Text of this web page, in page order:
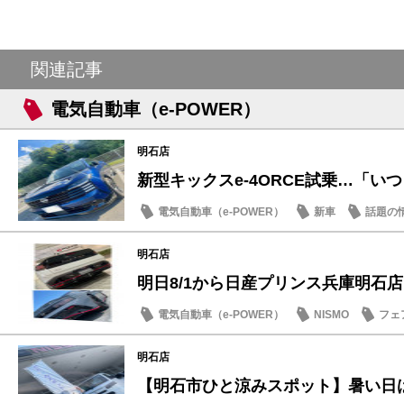
関連記事
電気自動車（e-POWER）
明石店
新型キックスe-4ORCE試乗…「い
電気自動車（e-POWER） 新車 話題の
明石店
明日8/1から日産プリンス兵庫明石
電気自動車（e-POWER） NISMO フェ
明石店
【明石市ひと涼みスポット】暑い